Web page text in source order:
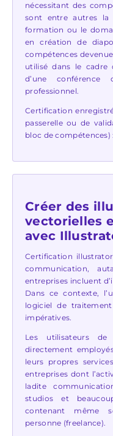
nécessitant des
sont entre autres la
formation ou le
en création de
compétences
utilisé dans le cadre
d’une conférence
professionnel.
Certification
passerelle ou de
bloc de compétences) :
Créer des
vectorielles
avec
Certification
communication,
entreprises incluent
Dans ce contexte,
logiciel de
impératives.
Les utilisateurs
directement
leurs propres
entreprises dont
ladite
studios et
contenant même
personne (freelance).